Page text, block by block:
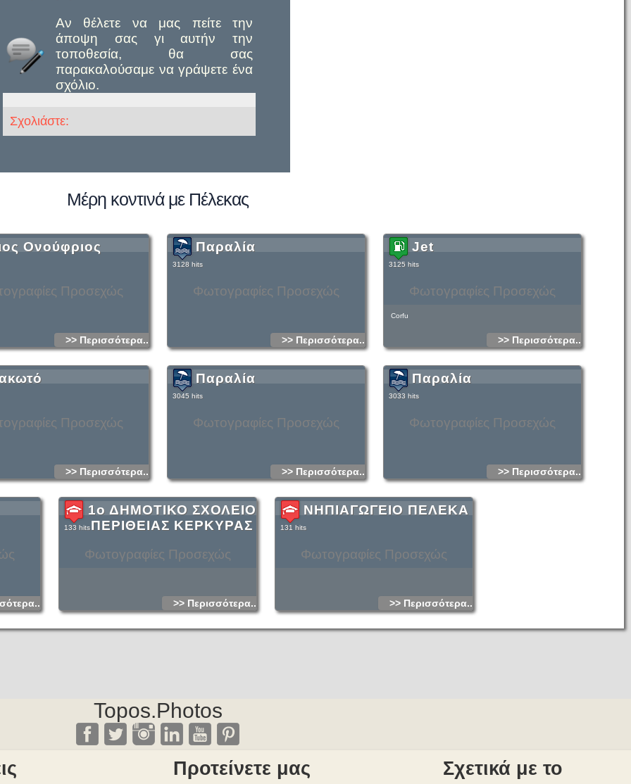
Αν θέλετε να μας πείτε την
άποψη σας γι αυτήν την
τοποθεσία, θα σας
παρακαλούσαμε να γράψετε ένα
σχόλιο.
Σχολιάστε:
Μέρη κοντινά με Πέλεκας
Προσεχώς
Ονούφριος
>> Περισσότερα...
Φωτογραφίες Προσεχώς
Παραλία
3128 hits
>> Περισσότερα...
Φωτογραφίες Προσεχώς
Jet
3125 hits
Corfu
>> Περισσότερα...
Προσεχώς
>> Περισσότερα...
Φωτογραφίες Προσεχώς
Παραλία
3045 hits
>> Περισσότερα...
Φωτογραφίες Προσεχώς
Παραλία
3033 hits
>> Περισσότερα...
Φωτογραφίες Προσεχώς
1ο ΔΗΜΟΤΙΚΟ ΣΧΟΛΕΙΟ
ΠΕΡΙΘΕΙΑΣ ΚΕΡΚΥΡΑΣ
133 hits
>> Περισσότερα...
Φωτογραφίες Προσεχώς
ΝΗΠΙΑΓΩΓΕΙΟ ΠΕΛΕΚΑ
131 hits
>> Περισσότερα...
Topos.Photos
Προτείνετε μας Σχετικά με το